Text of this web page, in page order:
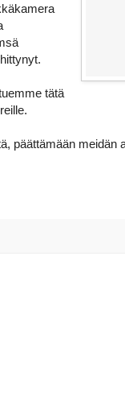
tätä
päättämään meidän